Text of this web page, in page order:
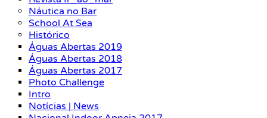
Náutica no Bar
School At Sea
Histórico
Águas Abertas 2019
Águas Abertas 2018
Águas Abertas 2017
Photo Challenge
Intro
Notícias | News